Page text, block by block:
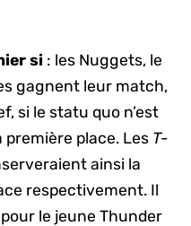
si : les Nuggets, le
gagnent leur match,
si le statu quo n’est
première place. Les T-
ainsi la
respectivement. Il
le jeune Thunder